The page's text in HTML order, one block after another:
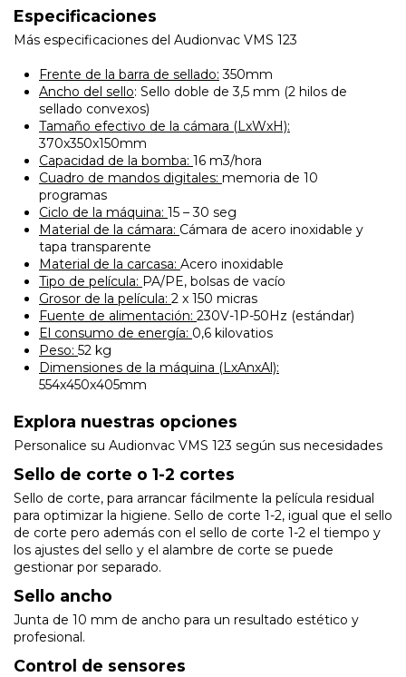
Especificaciones
Más especificaciones del Audionvac VMS 123
Frente de la barra de sellado: 350mm
Ancho del sello: Sello doble de 3,5 mm (2 hilos de
sellado convexos)
Tamaño efectivo de la cámara (LxWxH):
370x350x150mm
Capacidad de la bomba: 16 m3/hora
Cuadro de mandos digitales: memoria de 10
programas
Ciclo de la máquina: 15 – 30 seg
Material de la cámara: Cámara de acero inoxidable y
tapa transparente
Material de la carcasa: Acero inoxidable
Tipo de película: PA/PE, bolsas de vacío
Grosor de la película: 2 x 150 micras
Fuente de alimentación: 230V-1P-50Hz (estándar)
El consumo de energía: 0,6 kilovatios
Peso: 52 kg
Dimensiones de la máquina (LxAnxAl):
554x450x405mm
Explora nuestras opciones
Personalice su Audionvac VMS 123 según sus necesidades
Sello de corte o 1-2 cortes
Sello de corte, para arrancar fácilmente la película residual
para optimizar la higiene. Sello de corte 1-2, igual que el sello
de corte pero además con el sello de corte 1-2 el tiempo y
los ajustes del sello y el alambre de corte se puede
gestionar por separado.
Sello ancho
Junta de 10 mm de ancho para un resultado estético y
profesional.
Control de sensores